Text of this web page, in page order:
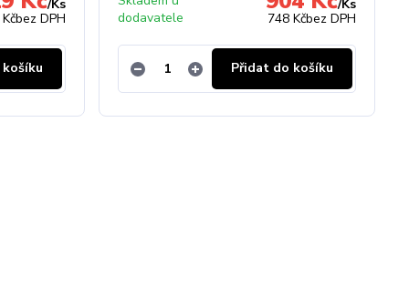
/Ks
bez DPH
/Ks
748 Kčbez DPH
dodavatele
Přidat do košíku